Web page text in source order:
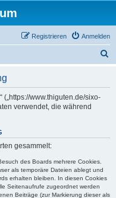
Anmelden
Registrieren
(„https://www.thiguten.de/sixo-
verwendet, die während
gesammelt:
des Boards mehrere Cookies.
als temporäre Dateien ablegt und
erhalten bleiben. In diesen Cookies
Seitenaufrufe zugeordnet werden
Beiträge (zur Markierung dieser als